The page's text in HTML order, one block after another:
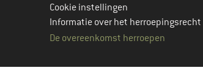
Cookie instellingen
Informatie over het herroepingsrecht
De overeenkomst herroepen